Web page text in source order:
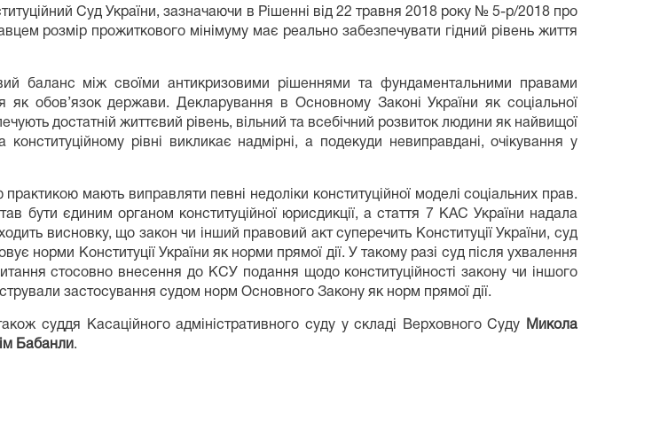
Суд України, зазначаючи в Рішенні від 22 травня 2018 року № 5-р/2018 про
розмір прожиткового мінімуму має реально забезпечувати гідний рівень життя
баланс між своїми антикризовими рішеннями та фундаментальними правами
обов’язок держави. Декларування в Основному Законі України як соціальної
достатній життєвий рівень, вільний та всебічний розвиток людини як найвищої
рівні викликає надмірні, а подекуди невиправдані, очікування у
мають виправляти певні недоліки конституційної моделі соціальних прав.
бути єдиним органом конституційної юрисдикції, а стаття 7 КАС України надала
висновку, що закон чи інший правовий акт суперечить Конституції України, суд
норми Конституції України як норми прямої дії. У такому разі суд після ухвалення
стосовно внесення до КСУ подання щодо конституційності закону чи іншого
застосування судом норм Основного Закону як норм прямої дії.
суддя Касаційного адміністративного суду у складі Верховного Суду
Микола
Бабанли.